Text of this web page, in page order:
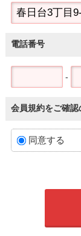
電話番号
-
会員規約をご確
同意する